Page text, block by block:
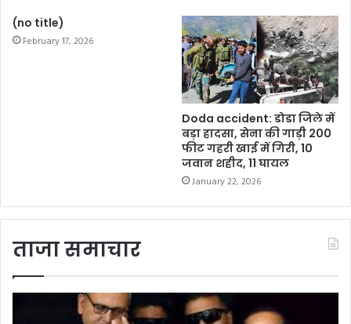
(no title)
February 17, 2026
Doda accident: डोडा जिले में
बड़ा हादसा, सेना की गाड़ी 200
फीट गहरी खाई में गिरी, 10
जवान शहीद, 11 घायल
January 22, 2026
ताजा समाचार